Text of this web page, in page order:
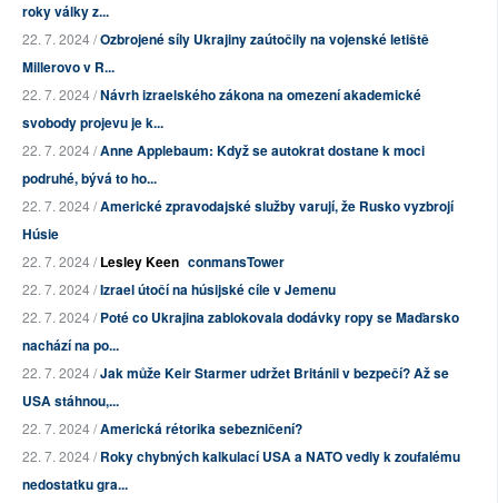
roky války z...
22. 7. 2024 /Ozbrojené síly Ukrajiny zaútočily na vojenské letiště
Millerovo v R...
22. 7. 2024 /Návrh izraelského zákona na omezení akademické
svobody projevu je k...
22. 7. 2024 /Anne Applebaum: Když se autokrat dostane k moci
podruhé, bývá to ho...
22. 7. 2024 /Americké zpravodajské služby varují, že Rusko vyzbrojí
Húsie
22. 7. 2024 /Lesley Keen conmansTower
22. 7. 2024 /Izrael útočí na húsijské cíle v Jemenu
22. 7. 2024 /Poté co Ukrajina zablokovala dodávky ropy se Maďarsko
nachází na po...
22. 7. 2024 /Jak může Keir Starmer udržet Británii v bezpečí? Až se
USA stáhnou,...
22. 7. 2024 /Americká rétorika sebezničení?
22. 7. 2024 /Roky chybných kalkulací USA a NATO vedly k zoufalému
nedostatku gra...